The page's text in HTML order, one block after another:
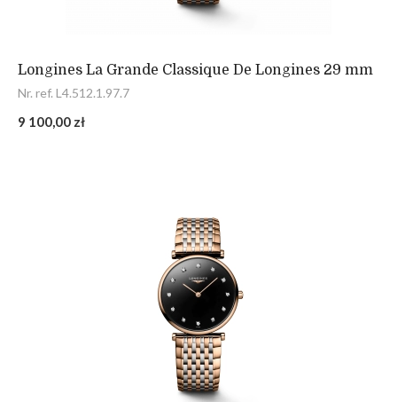
Longines La Grande Classique De Longines 29 mm
Nr. ref. L4.512.1.97.7
9 100,00 zł